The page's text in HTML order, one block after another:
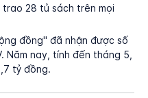
trao 28 tủ sách trên mọi
đồng" đã nhận được số
Năm nay, tính đến tháng 5,
tỷ đồng.